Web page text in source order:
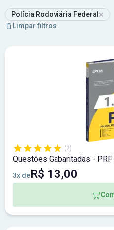
Polícia Rodoviária Federal ×
Limpar filtros
(2)
Questões Gabaritadas -
3x deR$ 13,00